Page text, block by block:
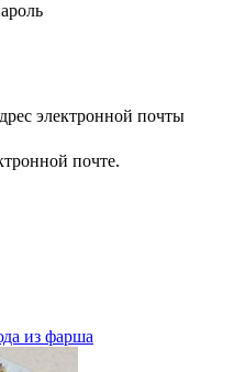
электронной почты
почте.
из фарша